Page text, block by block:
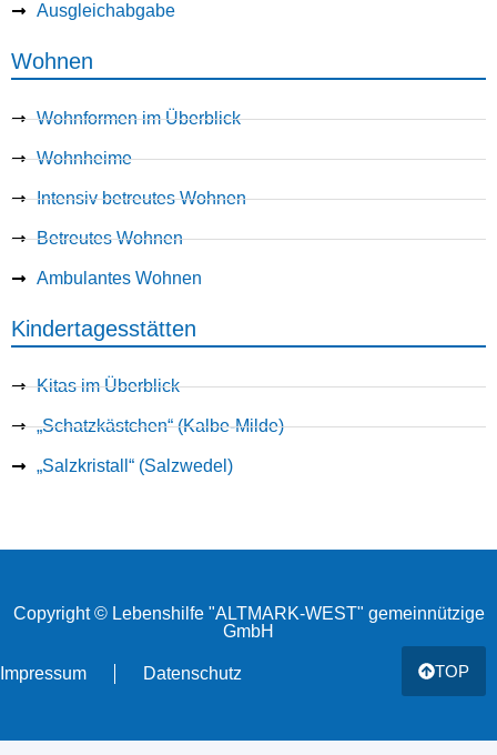
Ausgleichabgabe
Wohnen
Wohnformen im Überblick
Wohnheime
Intensiv betreutes Wohnen
Betreutes Wohnen
Ambulantes Wohnen
Kindertagesstätten
Kitas im Überblick
„Schatzkästchen“ (Kalbe-Milde)
„Salzkristall“ (Salzwedel)
Impressum Datenschutz
Copyright © Lebenshilfe "ALTMARK-WEST" gemeinnützige
GmbH
TOP